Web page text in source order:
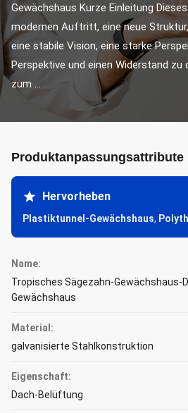
Gewächshaus Kurze Einleitung
modernen Auftritt, eine neue
eine stabile Vision, eine starke
Perspektive und einen Widerstand zu
zum ...
Produktanpassungsattribute
Hervorheben
Plastiktunnel-Gewächshaus,
Name:
Tropisches Sägezahn-Gewächshaus-
Gewächshaus
Material:
galvanisierte Stahlkonstruktion
Eigenschaft:
Dach-Belüftung